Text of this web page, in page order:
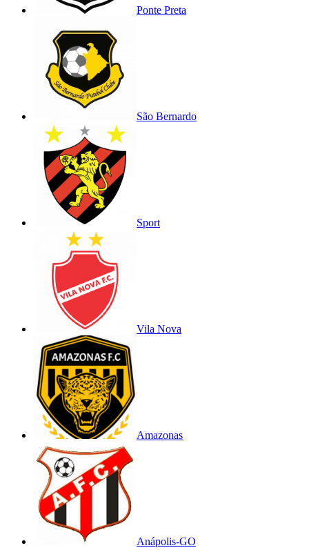
Ponte Preta
São Bernardo
Sport
Vila Nova
Amazonas
Anápolis-GO